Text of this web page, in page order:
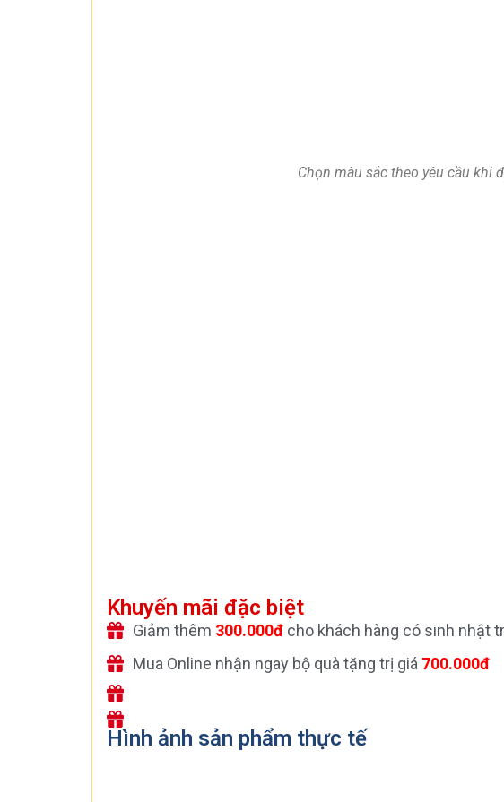
Chọn màu sắc theo yêu cầu khi
Khuyến mãi đặc biệt
Giảm thêm 300.000đ cho khách hàng có sinh nhật
Mua Online nhận ngay bộ quà tặng trị giá 700.000đ
Hình ảnh sản phẩm thực tế